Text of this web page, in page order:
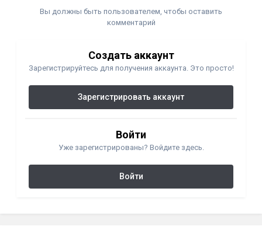
Вы должны быть пользователем, чтобы оставить
комментарий
Создать аккаунт
Зарегистрируйтесь для получения аккаунта. Это просто!
Зарегистрировать аккаунт
Войти
Уже зарегистрированы? Войдите здесь.
Войти